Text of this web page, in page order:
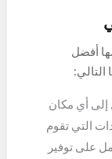
أفضل
إلى أي مكان
التي تقوم
على توفير